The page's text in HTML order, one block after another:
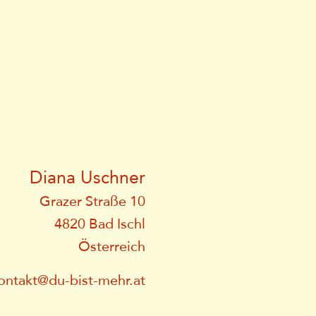
Diana Uschner
Grazer Straße 10
4820 Bad Ischl
Österreich
bist-mehr.at